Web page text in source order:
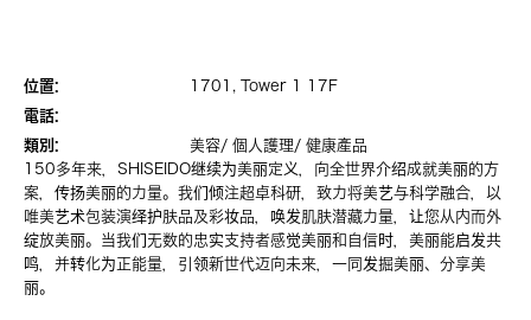
位置:
1701, Tower 1 17F
電話:
類別:
美容/ 個人護理/ 健康產品
150多年来，SHISEIDO继续为美丽定义，向全世界介绍成就美丽的方
案，传扬美丽的力量。我们倾注超卓科研，致力将美艺与科学融合，以
唯美艺术包装演绎护肤品及彩妆品，唤发肌肤潜藏力量，让您从内而外
绽放美丽。当我们无数的忠实支持者感觉美丽和自信时，美丽能启发共
鸣，并转化为正能量，引领新世代迈向未来，一同发掘美丽、分享美
丽。